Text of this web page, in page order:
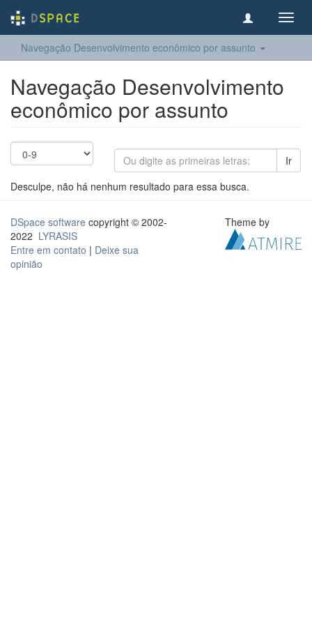
Navegação Desenvolvimento econômico por assunto
Navegação Desenvolvimento
econômico por assunto
Ir
Desculpe, não há nenhum resultado para essa busca.
DSpace software copyright © 2002-
2022 LYRASIS
Entre em contato | Deixe sua
opinião
Theme by